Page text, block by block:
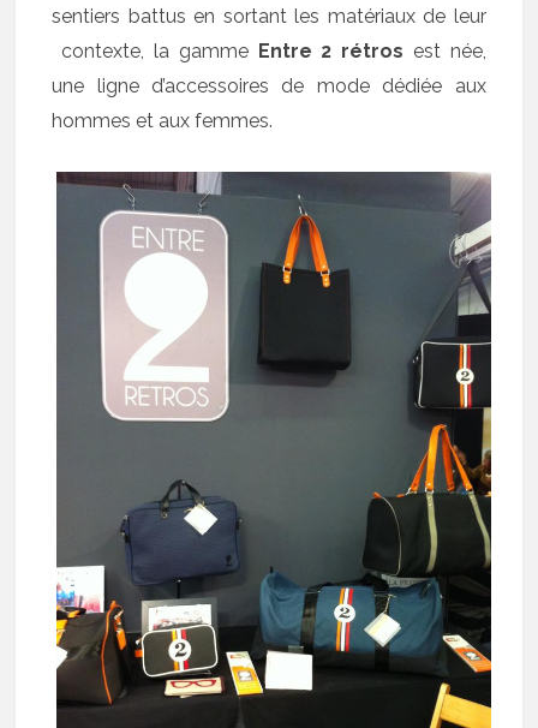
sentiers battus en sortant les matériaux de leur
contexte, la gamme Entre 2 rétros est née,
une ligne d’accessoires de mode dédiée aux
hommes et aux femmes.